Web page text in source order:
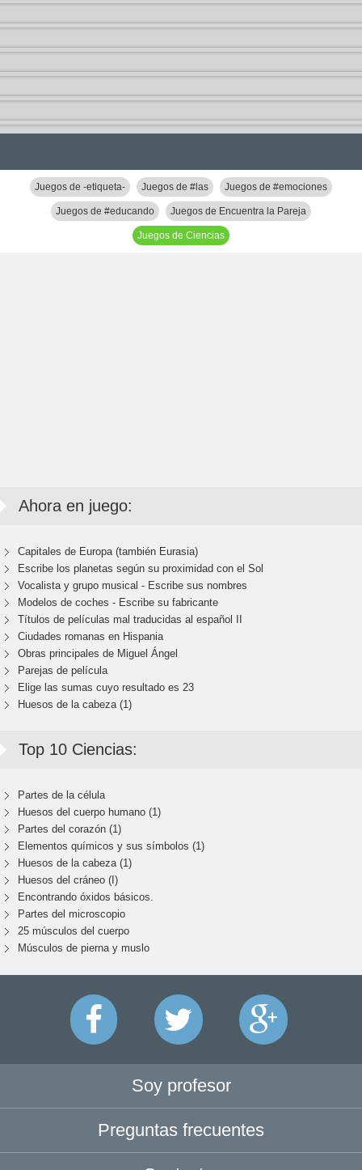
Juegos de -etiqueta- Juegos de #las Juegos de #emociones
Juegos de #educando Juegos de Encuentra la Pareja
Juegos de Ciencias
Ahora en juego:
Capitales de Europa (también Eurasia)
Escribe los planetas según su proximidad con el Sol
Vocalista y grupo musical - Escribe sus nombres
Modelos de coches - Escribe su fabricante
Títulos de películas mal traducidas al español II
Ciudades romanas en Hispania
Obras principales de Miguel Ángel
Parejas de película
Elige las sumas cuyo resultado es 23
Huesos de la cabeza (1)
Top 10 Ciencias:
Partes de la célula
Huesos del cuerpo humano (1)
Partes del corazón (1)
Elementos químicos y sus símbolos (1)
Huesos de la cabeza (1)
Huesos del cráneo (I)
Encontrando óxidos básicos.
Partes del microscopio
25 músculos del cuerpo
Músculos de pierna y muslo
Soy profesor
Preguntas frecuentes